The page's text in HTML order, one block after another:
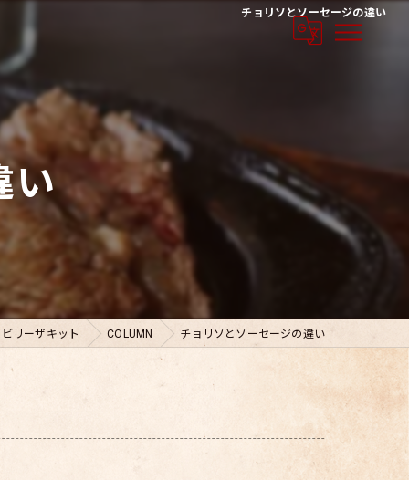
チョリソとソーセージの違い
い
リーザキット COLUMN チョリソとソーセージの違い